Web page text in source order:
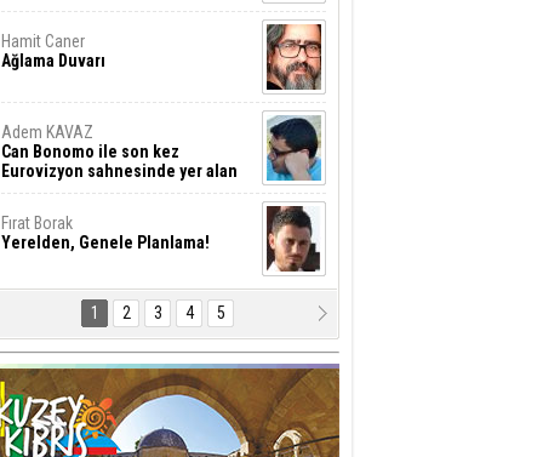
Hamit Caner
Ağlama Duvarı
Adem KAVAZ
Can Bonomo ile son kez
Eurovizyon sahnesinde yer alan
Türkiye 10 yıl aradan sonra
Fırat Borak
Yerelden, Genele Planlama!
Erkut YILMABAŞAR
Bayrak tartışmaları ve ihalesiz
işler!
Arif Alasya
2015 SONRASI VE AKINCI.
1 2 3 4 5